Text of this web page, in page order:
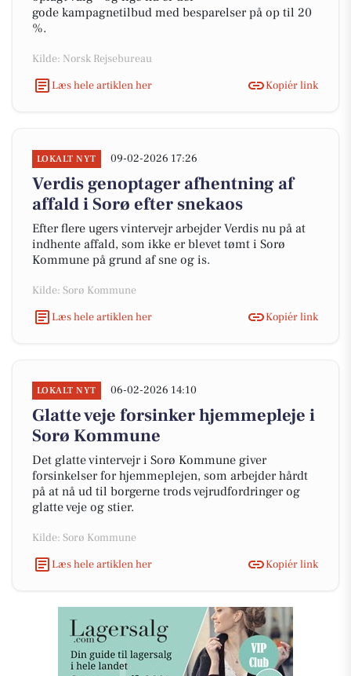
gode kampagnetilbud med besparelser på op til 20
%.
Kilde: Norsk Rejsebureau
Læs hele artiklen her
Kopiér link
LOKALT NYT 09-02-2026 17:26
Verdis genoptager afhentning af
affald i Sorø efter snekaos
Efter flere ugers vintervejr arbejder Verdis nu på at
indhente affald, som ikke er blevet tømt i Sorø
Kommune på grund af sne og is.
Kilde: Sorø Kommune
Læs hele artiklen her
Kopiér link
LOKALT NYT 06-02-2026 14:10
Glatte veje forsinker hjemmepleje i
Sorø Kommune
Det glatte vintervejr i Sorø Kommune giver
forsinkelser for hjemmeplejen, som arbejder hårdt
på at nå ud til borgerne trods vejrudfordringer og
glatte veje og stier.
Kilde: Sorø Kommune
Læs hele artiklen her
Kopiér link